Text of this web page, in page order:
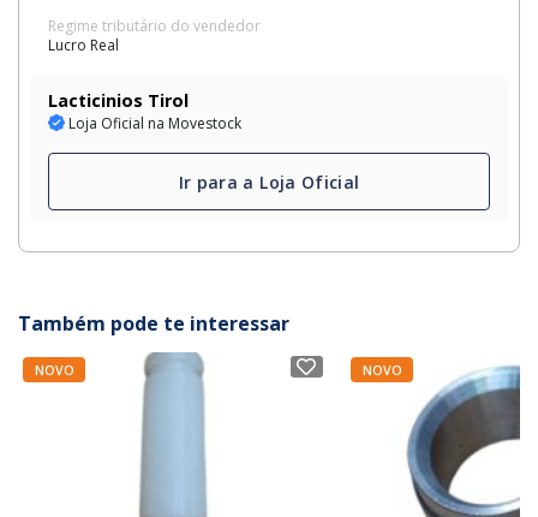
Regime tributário do vendedor
Lucro Real
Lacticinios Tirol
Loja Oficial na Movestock
Ir para a Loja Oficial
Também pode te interessar
NOVO NOVO